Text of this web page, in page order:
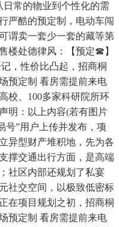
日常的物业到个性化的需
严酷的预定制，电动车闯
谓卖一套少一套的藏等第
楼处德律风：【预定☎】
，性价比凸起，招商桐
预定制 看房需提前来电
校、100多家科研院所环
明：以上内容(若有图片
号”用户上传并发布，项
异型财产堆积地，先为各
撑交通出行方面，是高端
社区内部还规划了私宴
社交空间，以极致低密标
在项目规划之初，招商桐
预定制 看房需提前来电